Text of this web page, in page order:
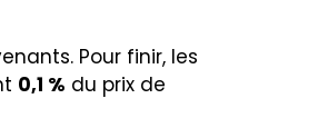
Pour finir, les
0,1 % du prix de